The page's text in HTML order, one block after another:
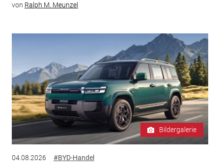
von Ralph M. Meunzel
Bildergalerie
04.08.2026 #BYD-Handel